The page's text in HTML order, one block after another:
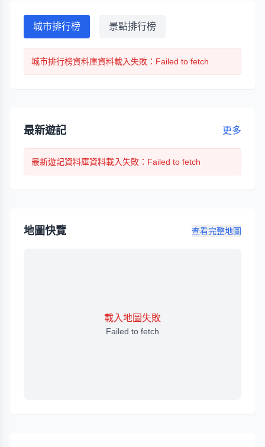
城市排行榜 景點排行榜
城市排行榜資料庫資料載入失敗 ：Failed to fetch
最新遊記 更多
最新遊記資料庫資料載入失敗 ：Failed to fetch
地圖快覽 查看完整地圖
載入地圖失敗
Failed to fetch